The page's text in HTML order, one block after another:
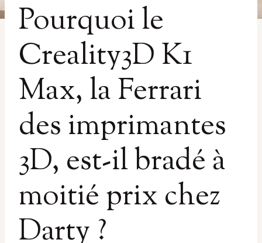
Pourquoi le
Creality3D K1
Max, la Ferrari
des imprimantes
3D, est-il bradé à
moitié prix chez
Darty ?